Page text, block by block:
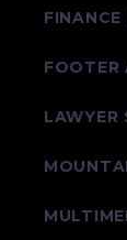
FINANCE
FOOTER
LAWYER